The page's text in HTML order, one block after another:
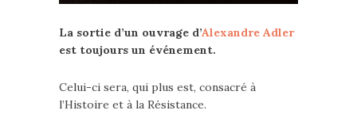
La sortie d’un ouvrage d’Alexandre Adler
est toujours un événement.
Celui-ci sera, qui plus est, consacré à
l’Histoire et à la Résistance.